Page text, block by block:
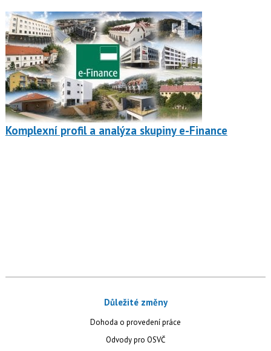
Komplexní profil a analýza skupiny e-Finance
Důležité změny
Dohoda o provedení práce
Odvody pro OSVČ